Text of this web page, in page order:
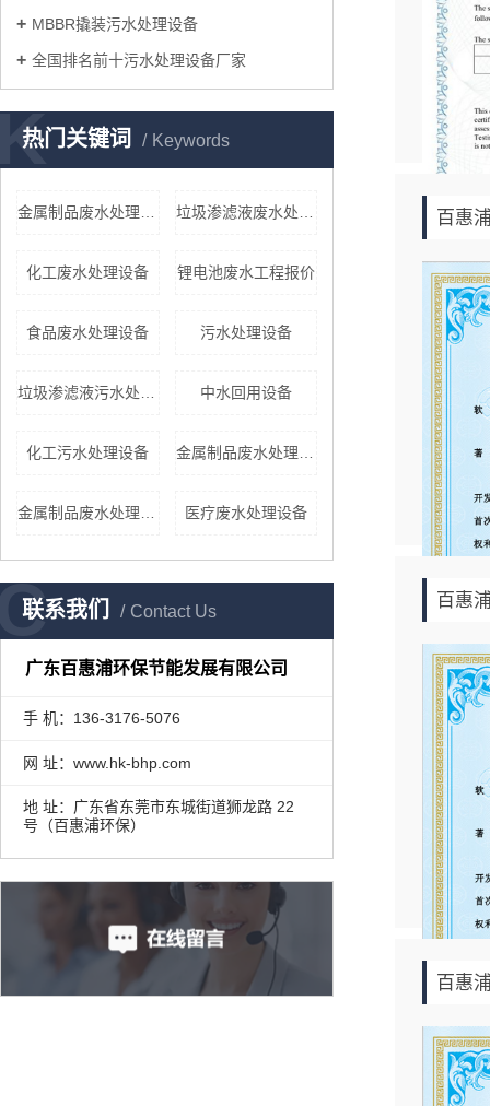
MBBR撬装污水处理设备
全国排名前十污水处理设备厂家
热门关键词 Keywords
金属制品废水处理设备厂家 垃圾渗滤液废水处理设备
化工废水处理设备 锂电池废水工程报价
食品废水处理设备 污水处理设备
垃圾渗滤液污水处理设备 中水回用设备
化工污水处理设备 金属制品废水处理设备
金属制品废水处理设备 医疗废水处理设备
联系我们 Contact Us
广东百惠浦环保节能发展有限公司
手 机：136-3176-5076
网 址：www.hk-bhp.com
地 址：广东省东莞市东城街道狮龙路 22
号（百惠浦环保）
百惠
百惠
百惠